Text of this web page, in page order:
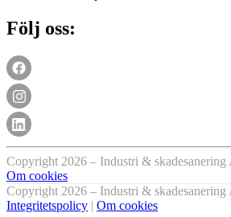
Följ oss:
Copyright 2026 – Industri & skadesanering
Om cookies
Copyright 2026 – Industri & skadesanering
Integritetspolicy | Om cookies